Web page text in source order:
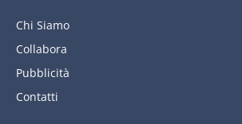
Chi Siamo
Collabora
Pubblicità
Contatti